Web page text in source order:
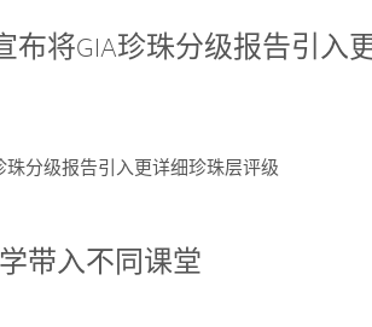
布将GIA珍珠分级报告引入
分级报告引入更详细珍珠层评级
带入不同课堂